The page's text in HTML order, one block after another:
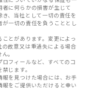
に何らかの損害が生じて
、当社として一切の責任を
一切の責任を負うこととし
とがあります。変更によっ
故意又は重過失による場合
。
フィールなど、すべてのコ
じます。
を見つけた場合には、お手
をご提供いただけると幸い